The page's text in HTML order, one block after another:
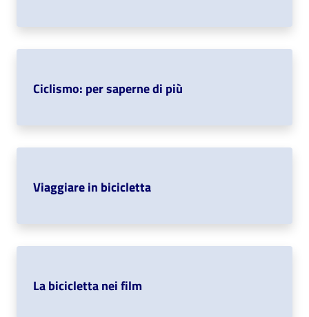
on line
Eventi
bibliotecario
Ciclismo: per saperne di più
Viaggiare in bicicletta
La bicicletta nei film